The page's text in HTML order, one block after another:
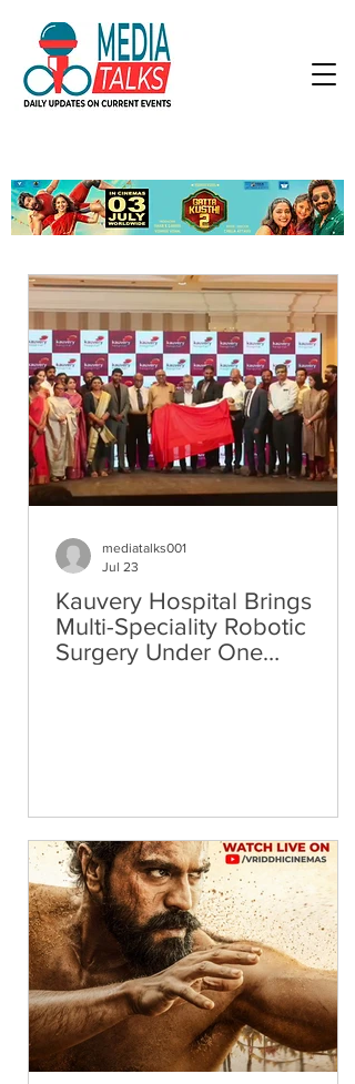
Kauvery Hospital Brings
Multi-Speciality Robotic
Surgery Under One
mediatalks001
Jul 23